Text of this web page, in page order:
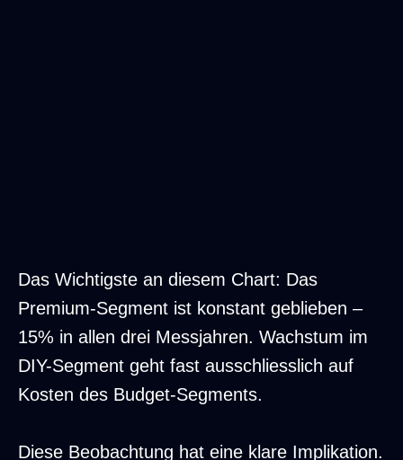
Marktanteile: DIY/No-Code wuchs von
Das Wichtigste an diesem Chart: Das
Premium-Segment ist konstant geblieben –
15% in allen drei Messjahren. Wachstum im
DIY-Segment geht fast ausschliesslich auf
Kosten des Budget-Segments.
Diese Beobachtung hat eine klare Implikation.